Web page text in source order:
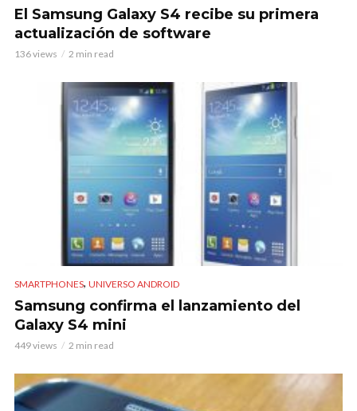
El Samsung Galaxy S4 recibe su primera
actualización de software
136 views 2 min read
SMARTPHONES, UNIVERSO ANDROID
Samsung confirma el lanzamiento del
Galaxy S4 mini
449 views 2 min read